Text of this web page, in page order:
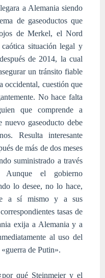
a Alemania siendo
de gaseoductos que
de Merkel, el Nord
situación legal y
de 2014, la cual
un tránsito fiable
occidental, cuestión que
No hace falta
que comprende a
gaseoducto debe
Resulta interesante
de más de dos meses
suministrado a través
Aunque el gobierno
lo desee, no lo hace,
a sí mismo y a sus
tasas de
exija a Alemania y a
al uso del
de Putin».
qué Steinmeier y el